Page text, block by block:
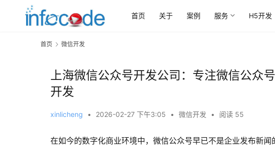
首页 关于 案例 服务 H5开发
首页 微信开发
上海微信公众号开发公司：专注微信公众
开发
xinlicheng • 2026-02-27 下午3:05 • 微信开发 • 阅读 55
在如今的数字化商业环境中，微信公众号早已不是企业发布新闻